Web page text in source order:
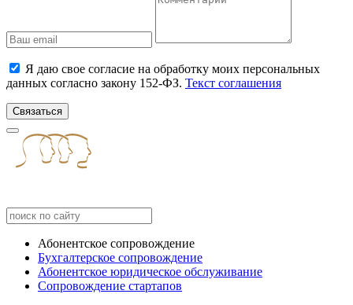
Я даю свое согласие на обработку моих персональных
данных согласно закону 152-ФЗ. Текст соглашения
Связаться
Абонентское сопровождение
Бухгалтерское сопровождение
Абонентское юридическое обслуживание
Сопровождение стартапов